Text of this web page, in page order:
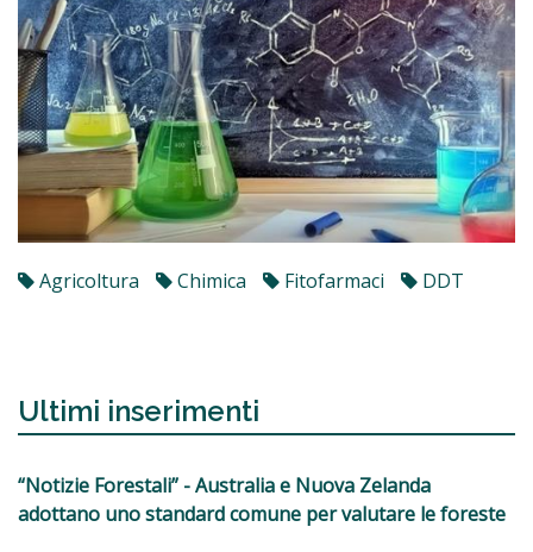
Agricoltura Chimica Fitofarmaci DDT
Ultimi inserimenti
“Notizie Forestali” - Australia e Nuova Zelanda
adottano uno standard comune per valutare le foreste